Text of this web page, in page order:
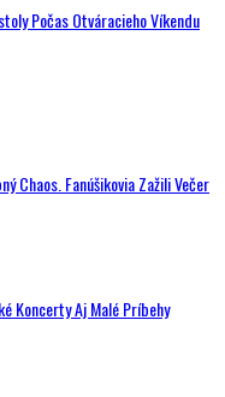
Počas Otváracieho Víkendu
Chaos. Fanúšikovia Zažili Večer
Koncerty Aj Malé Príbehy